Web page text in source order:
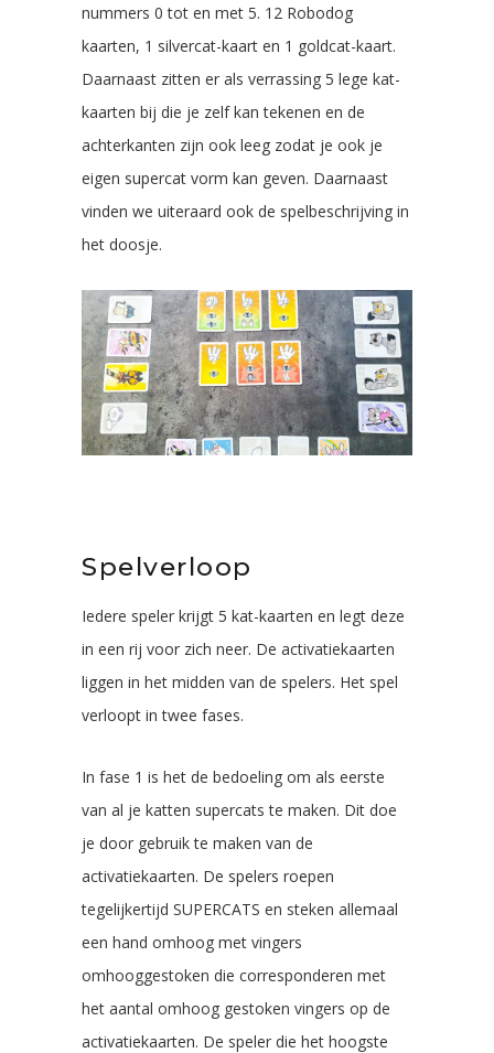
nummers 0 tot en met 5. 12 Robodog
kaarten, 1 silvercat-kaart en 1 goldcat-kaart.
Daarnaast zitten er als verrassing 5 lege kat-
kaarten bij die je zelf kan tekenen en de
achterkanten zijn ook leeg zodat je ook je
eigen supercat vorm kan geven. Daarnaast
vinden we uiteraard ook de spelbeschrijving in
het doosje.
Spelverloop
Iedere speler krijgt 5 kat-kaarten en legt deze
in een rij voor zich neer. De activatiekaarten
liggen in het midden van de spelers. Het spel
verloopt in twee fases.
In fase 1 is het de bedoeling om als eerste
van al je katten supercats te maken. Dit doe
je door gebruik te maken van de
activatiekaarten. De spelers roepen
tegelijkertijd SUPERCATS en steken allemaal
een hand omhoog met vingers
omhooggestoken die corresponderen met
het aantal omhoog gestoken vingers op de
activatiekaarten. De speler die het hoogste